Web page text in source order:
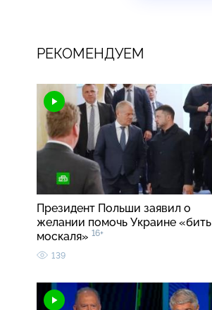
РЕКОМЕНДУЕМ
Президент Польши заявил о
желании помочь Украине «бить
москаля» 16+
139